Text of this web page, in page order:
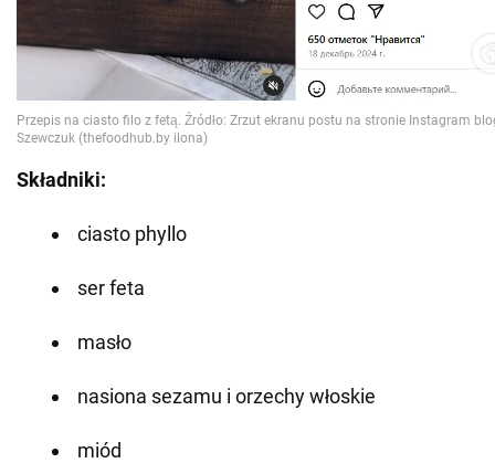
Składniki:
ciasto phyllo
ser feta
masło
nasiona sezamu i orzechy włoskie
miód